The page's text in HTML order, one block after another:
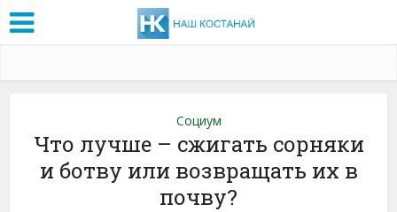
Социум
Что лучше – сжигать сорняки
и ботву или возвращать их в
почву?